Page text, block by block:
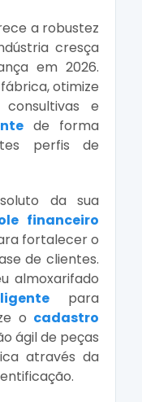
a robustez
cresça
em 2026.
otimize
consultivas e
de forma
perfis de
da sua
financeiro
fortalecer o
de clientes.
almoxarifado
para
o cadastro
ágil de peças
através da